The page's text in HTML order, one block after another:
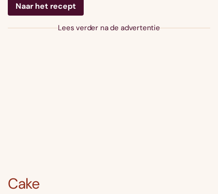
Naar het recept
Lees verder na de advertentie
Cake